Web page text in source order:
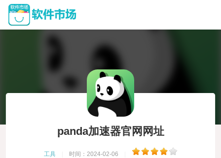
panda加速器官网网址
工具 时间：2024-02-06